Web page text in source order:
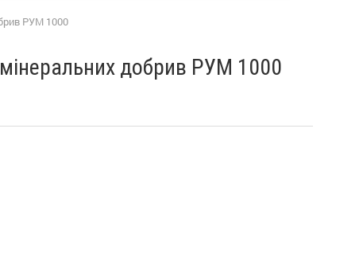
РУМ 1000
добрив РУМ 1000